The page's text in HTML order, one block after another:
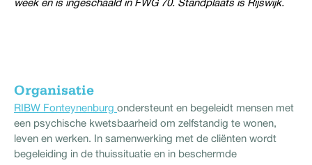
week en is ingeschaald in FWG 70. Standplaats is Rijswijk.
Organisatie
RIBW Fonteynenburg ondersteunt en begeleidt mensen met
een psychische kwetsbaarheid om zelfstandig te wonen,
leven en werken. In samenwerking met de cliënten wordt
begeleiding in de thuissituatie en in beschermde